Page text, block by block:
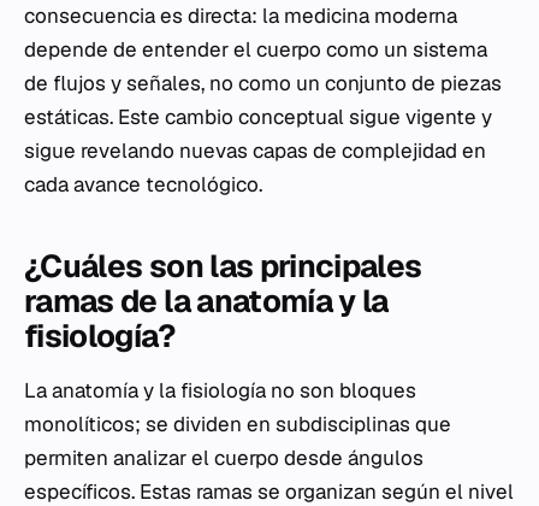
consecuencia es directa: la medicina moderna
depende de entender el cuerpo como un sistema
de flujos y señales, no como un conjunto de piezas
estáticas. Este cambio conceptual sigue vigente y
sigue revelando nuevas capas de complejidad en
cada avance tecnológico.
¿Cuáles son las principales
ramas de la anatomía y la
fisiología?
La anatomía y la fisiología no son bloques
monolíticos; se dividen en subdisciplinas que
permiten analizar el cuerpo desde ángulos
específicos. Estas ramas se organizan según el nivel